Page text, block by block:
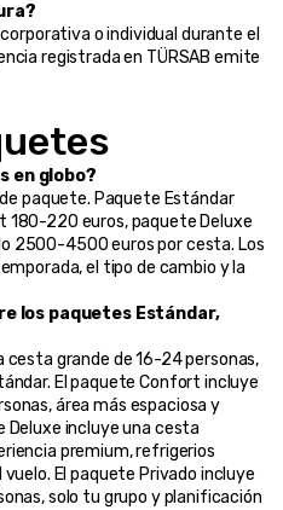
o individual durante el
registrada en TÜRSAB emite
en globo?
paquete. Paquete Estándar
180-220 euros, paquete Deluxe
2500-4500 euros por cesta. Los
el tipo de cambio y la
los paquetes Estándar,
cesta grande de 16-24 personas,
El paquete Confort incluye
área más espaciosa y
Deluxe incluye una cesta
premium, refrigerios
El paquete Privado incluye
solo tu grupo y planificación